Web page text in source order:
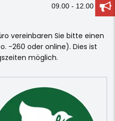
09.00 - 12.00 Uhr
vereinbaren Sie bitte einen
-260 oder online). Dies ist
möglich.